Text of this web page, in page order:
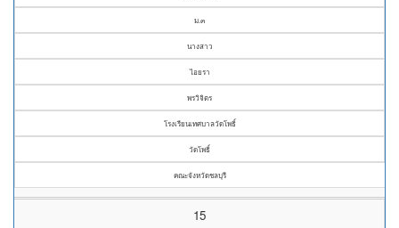
ม.๓
นางสาว
ไอยรา
พรวิจิตร
โรงเรียนเทศบาลวัดโพธิ์
วัดโพธิ์
คณะจังหวัดชลบุรี
15